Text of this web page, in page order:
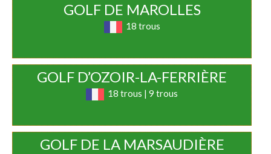
GOLF DE MAROLLES
18 trous
GOLF D’OZOIR-LA-FERRIÈRE
18 trous | 9 trous
GOLF DE LA MARSAUDIÈRE